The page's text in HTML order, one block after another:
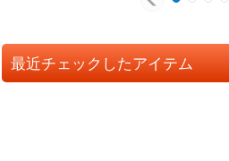
最近チェックしたアイテム